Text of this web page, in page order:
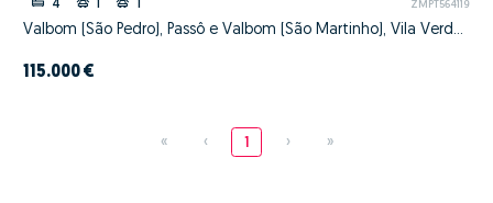
4 1 1 ZMPT564119
Valbom (São Pedro), Passô e Valbom (São Martinho), Vila Verde, Braga
115.000 €
« ‹ 1 › »